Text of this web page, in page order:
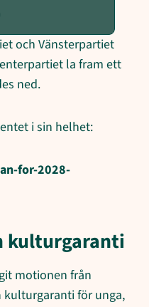
och Vänsterpartiet
la fram ett
ned.
i sin helhet:
for-2028-
kulturgaranti
motionen från
för unga,